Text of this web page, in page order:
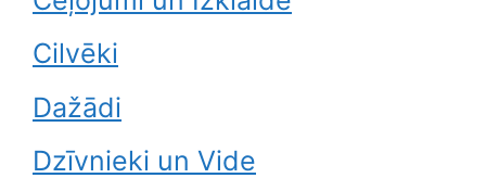
Cilvēki
Dažādi
Dzīvnieki un Vide